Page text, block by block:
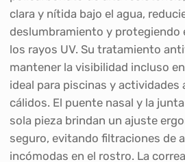
clara y nítida bajo el agua,
deslumbramiento y protegiendo
los rayos UV. Su tratamiento
mantener la visibilidad incluso
ideal para piscinas y actividades
cálidos. El puente nasal y la
sola pieza brindan un ajuste
seguro, evitando filtraciones de
incómodas en el rostro. La